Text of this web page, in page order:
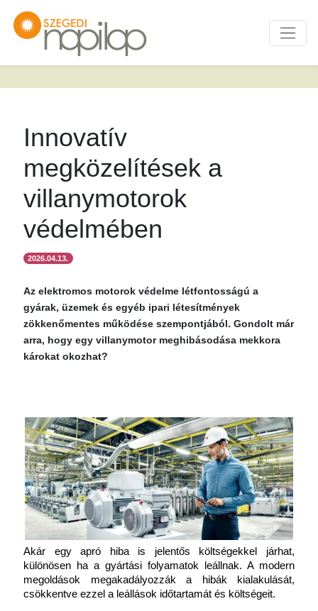
Innovatív
megközelítések a
villanymotorok
védelmében
2026.04.13.
Az elektromos motorok védelme létfontosságú a
gyárak, üzemek és egyéb ipari létesítmények
zökkenőmentes működése szempontjából. Gondolt már
arra, hogy egy villanymotor meghibásodása mekkora
károkat okozhat?
Akár egy apró hiba is jelentős költségekkel járhat,
különösen ha a gyártási folyamatok leállnak. A modern
megoldások megakadályozzák a hibák kialakulását,
csökkentve ezzel a leállások időtartamát és költségeit.